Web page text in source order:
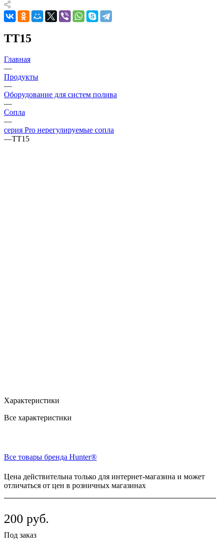
TT15
Главная
—
Продукты
—
Оборудование для систем полива
—
Сопла
—
серия Pro нерегулируемые сопла
—TT15
Характеристики
Все характеристики
Все товары бренда Hunter®
Цена действительна только для интернет-магазина и может
отличаться от цен в розничных магазинах
200 руб.
Под заказ